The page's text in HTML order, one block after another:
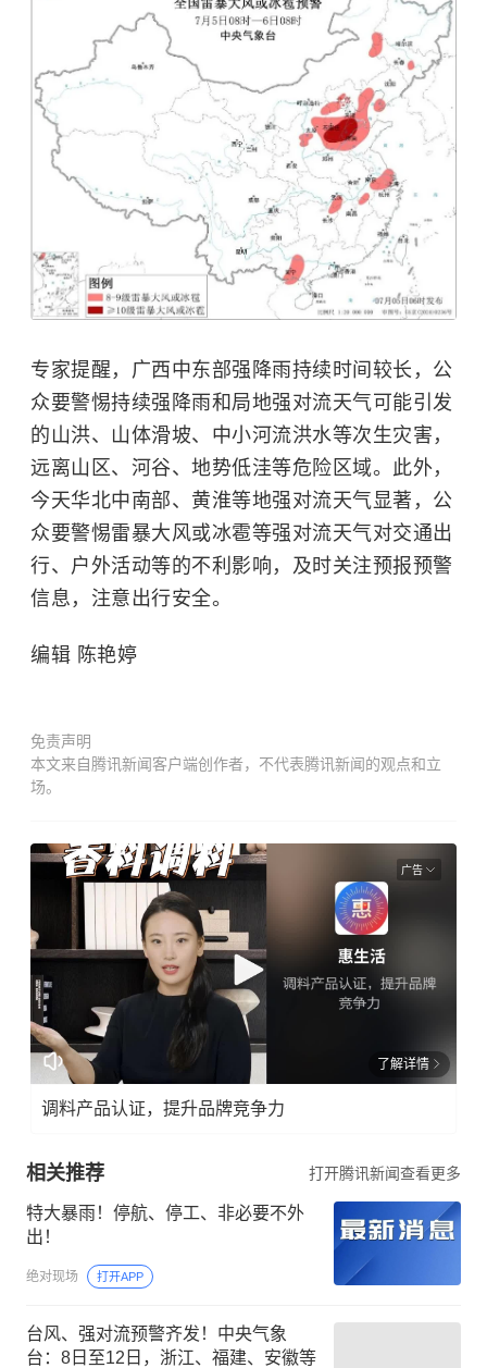
专家提醒，广西中东部强降雨持续时间较长，公
众要警惕持续强降雨和局地强对流天气可能引发
的山洪、 山体滑坡、中小河流洪水等次生灾害，
远离山区、河谷、地势低洼等危险区域。此外，
今天华北中南部、黄淮等地强对流天气显著，公
众要警惕雷暴大风或冰雹等强对流天气对交通出
行、户外活动等的不利影响，及时关注预报预警
信息，注意出行安全。
编辑 陈艳婷
免责声明
本文来自腾讯新闻客户端创作者，不代表腾讯新闻的观点和立
场。
广告
了解详情
调料产品认证，提升品牌竞争力
相关推荐 打开腾讯新闻查看更多
特大暴雨！停航、停工、非必要不外
出！
绝对现场 打开APP
台风、强对流预警齐发！中央气象
台：8日至12日，浙江、福建、安徽等